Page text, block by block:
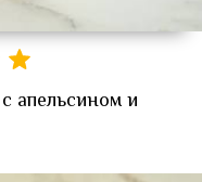
апельсином и